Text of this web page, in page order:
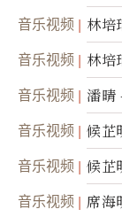
音乐视频 林培
音乐视频 林培
音乐视频 潘晴
音乐视频 候芷
音乐视频 候芷
音乐视频 席海